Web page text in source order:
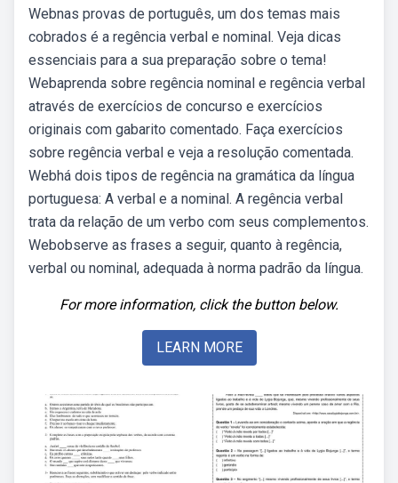
Webnas provas de português, um dos temas mais
cobrados é a regência verbal e nominal. Veja dicas
essenciais para a sua preparação sobre o tema!
Webaprenda sobre regência nominal e regência verbal
através de exercícios de concurso e exercícios
originais com gabarito comentado. Faça exercícios
sobre regência verbal e veja a resolução comentada.
Webhá dois tipos de regência na gramática da língua
portuguesa: A verbal e a nominal. A regência verbal
trata da relação de um verbo com seus complementos.
Webobserve as frases a seguir, quanto à regência,
verbal ou nominal, adequada à norma padrão da língua.
For more information, click the button below.
LEARN MORE